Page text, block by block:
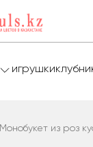
игрушки
Монобукет из роз